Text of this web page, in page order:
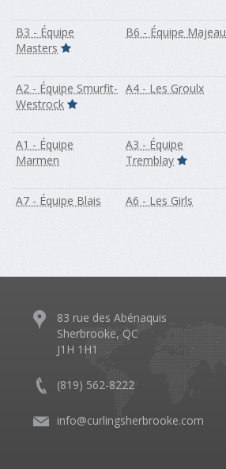
B3 - Équipe
Masters
B6 - Équipe Majeau
A2 - Équipe Smurfit-
Westrock
A4 - Les Groulx
A1 - Équipe
Marmen
A3 - Équipe
Tremblay
A7 - Équipe Blais A6 - Les Girls
83 rue des Abénaquis
Sherbrooke, QC
J1H 1H1
(819) 562-8222
info@curlingsherbrooke.com